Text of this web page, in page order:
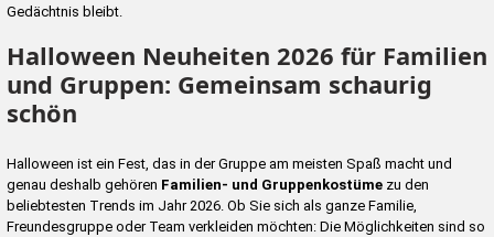
Gedächtnis bleibt.
Halloween Neuheiten 2026 für Familien
und Gruppen: Gemeinsam schaurig
schön
Halloween ist ein Fest, das in der Gruppe am meisten Spaß macht und
genau deshalb gehören Familien- und Gruppenkostümezu den
beliebtesten Trends im Jahr 2026. Ob Sie sich als ganze Familie,
Freundesgruppe oder Team verkleiden möchten: Die Möglichkeiten sind so